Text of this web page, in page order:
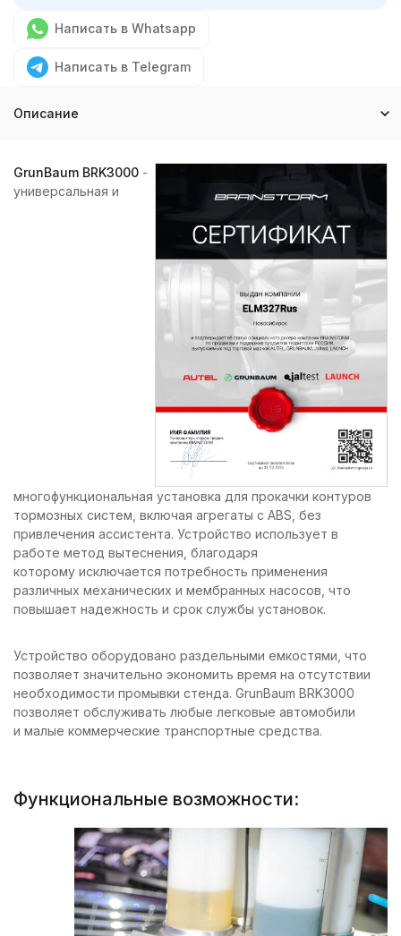
Написать в Whatsapp
Написать в Telegram
Описание
GrunBaum BRK3000 -
универсальная и
многофункциональная установка для прокачки контуров
тормозных систем, включая агрегаты с ABS, без
привлечения ассистента. Устройство использует в
работе метод вытеснения, благодаря
которому исключается потребность применения
различных механических и мембранных насосов, что
повышает надежность и срок службы установок.
Устройство оборудовано раздельными емкостями, что
позволяет значительно экономить время на отсутствии
необходимости промывки стенда. GrunBaum BRK3000
позволяет обслуживать любые легковые автомобили
и малые коммерческие транспортные средства.
Функциональные возможности: